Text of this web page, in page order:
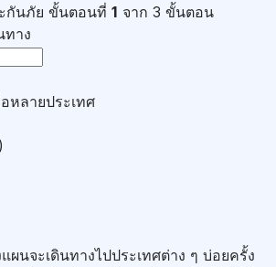
กันภัย ขั้นตอนที่ 1 จาก 3 ขั้นตอน
ทาง
หลายประเทศ
ผนจะเดินทางไปประเทศต่าง ๆ บ่อยครั้ง